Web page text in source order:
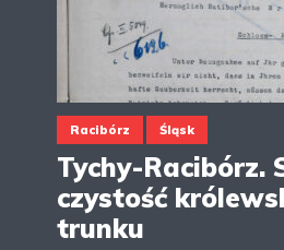
Racibórz Śląsk
Tychy-Racibórz.
czystość
trunku